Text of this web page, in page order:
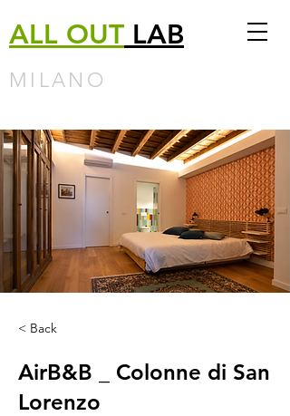
ALL OUT LAB
MILANO
< Back
AirB&B _ Colonne di San
Lorenzo